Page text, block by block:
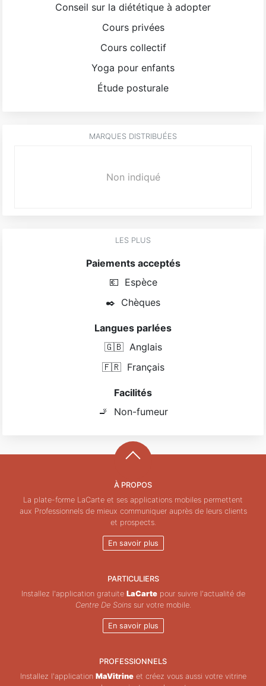
Conseil sur la diététique à adopter
Cours privées
Cours collectif
Yoga pour enfants
Étude posturale
MARQUES DISTRIBUÉES
Non indiqué
LES PLUS
Paiements acceptés
💶 Espèce
✒️ Chèques
Langues parlées
🇬🇧 Anglais
🇫🇷 Français
Facilités
🚬
Non-fumeur
À PROPOS
La plate-forme LaCarte et ses applications mobiles permettent
aux Professionnels de mieux communiquer auprès de leurs clients
et prospects.
En savoir plus
PARTICULIERS
Installez l'application gratuite LaCartepour suivre l'actualité de
Centre De Soinssur votre mobile.
En savoir plus
PROFESSIONNELS
Installez l'application MaVitrineet créez vous aussi votre vitrine